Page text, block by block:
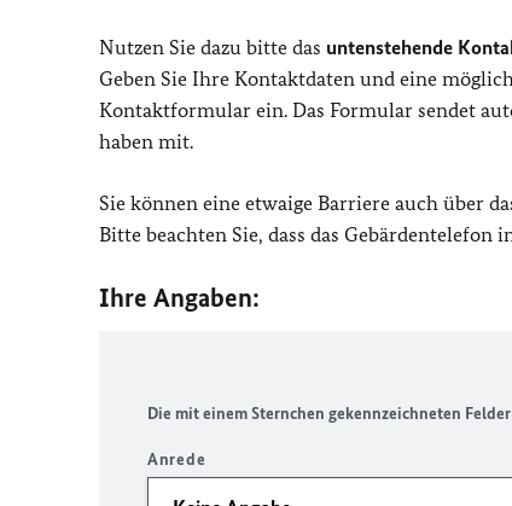
Nutzen Sie dazu bitte das untenstehende
Geben Sie Ihre Kontaktdaten und eine
Kontaktformular ein. Das Formular sendet
haben mit.
Sie können eine etwaige Barriere auch über
Bitte beachten Sie, dass das
Ihre Angaben:
Die mit einem Sternchen gekennzeichneten
Anrede